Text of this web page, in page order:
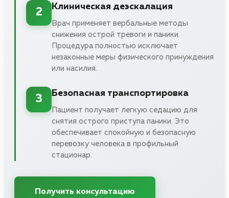
2
Клиническая деэскалация
Врач применяет вербальные методы
снижения острой тревоги и паники.
Процедура полностью исключает
незаконные меры физического принуждения
или насилия.
3
Безопасная транспортировка
Пациент получает легкую седацию для
снятия острого приступа паники. Это
обеспечивает спокойную и безопасную
перевозку человека в профильный
стационар.
Получить консультацию